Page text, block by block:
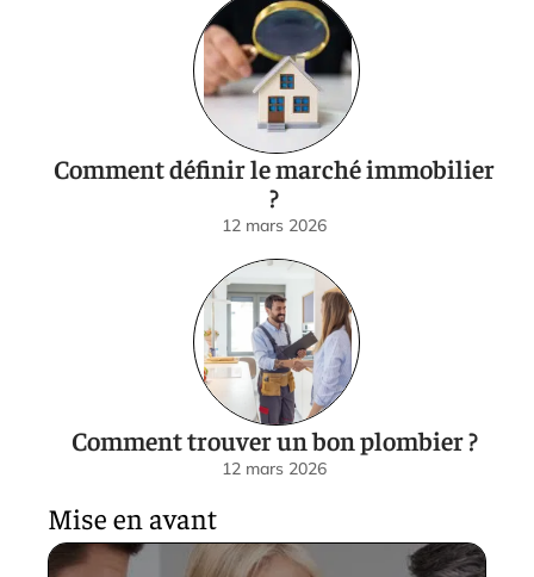
Comment définir le marché immobilier
?
12 mars 2026
Comment trouver un bon plombier ?
12 mars 2026
Mise en avant